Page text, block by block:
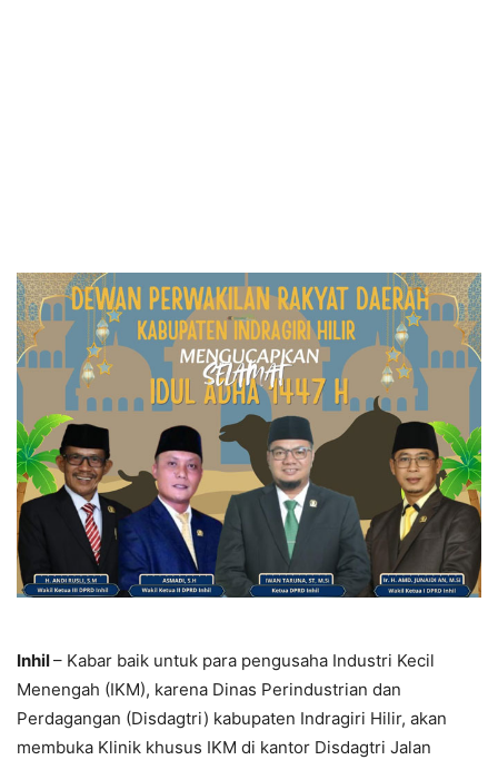
Inhil– Kabar baik untuk para pengusaha Industri Kecil
Menengah (IKM), karena Dinas Perindustrian dan
Perdagangan (Disdagtri) kabupaten Indragiri Hilir, akan
membuka Klinik khusus IKM di kantor Disdagtri Jalan